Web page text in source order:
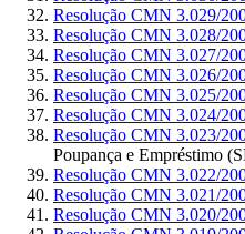
Resolução CMN 3.029/
Resolução CMN 3.028/
Resolução CMN 3.027/
Resolução CMN 3.026/
Resolução CMN 3.025/
Resolução CMN 3.024/
Resolução CMN 3.023/
Poupança e Empréstimo
Resolução CMN 3.022/
Resolução CMN 3.021/
Resolução CMN 3.020/